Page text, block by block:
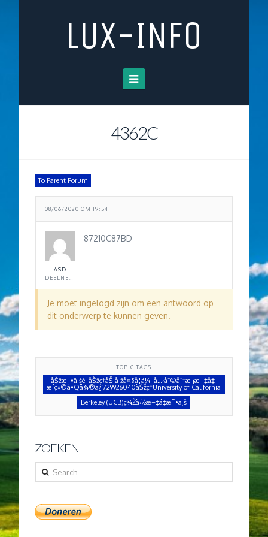
LUX-INFO
Navigation
4362C
To Parent Forum
08/06/2020 OM 19:54
ASD
87210C87BD
Je moet ingelogd zijn om een antwoord op
dit onderwerp te kunnen geven.
TOPIC TAGS
åŠžæ¯•ä¸šè¯åŠžç†åŠ å·žå¤§å­¦ä¼¯å…‹åˆ©åˆ†æ ¡æ–‡å‡­
æˆç»©å•Qå¾®ä¿¡729926040åŠžç†University of California
Berkeley (UCB)ç¾Žå›½æ–‡å‡­æ¯•ä¸š
ZOEKEN
Search